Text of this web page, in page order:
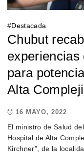
#Destacada
Chubut
para
Alta
16 MAYO, 2022
El ministro de Salud
Hospital de Alta
Kirchner”, de la